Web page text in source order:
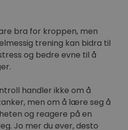
bra for kroppen, men
trening kan bidra til
og bedre evne til å
handler ikke om å
men om å lære seg å
og reagere på en
Jo mer du øver, desto